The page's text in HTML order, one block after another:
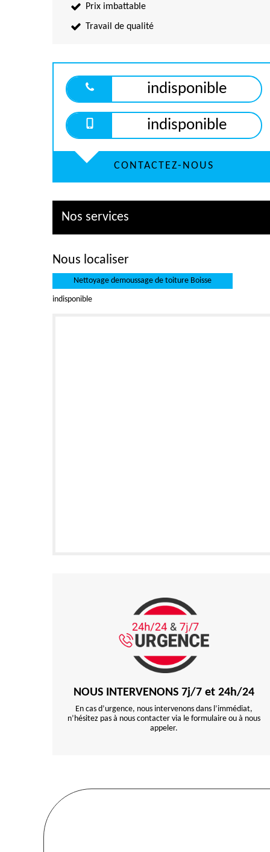
Prix imbattable
Travail de qualité
indisponible
indisponible
CONTACTEZ-NOUS
Nos services
Nous localiser
Nettoyage demoussage de toiture Boisse
indisponible
NOUS INTERVENONS 7j/7 et 24h/24
En cas d’urgence, nous intervenons dans l’immédiat,
n’hésitez pas à nous contacter via le formulaire ou à nous
appeler.